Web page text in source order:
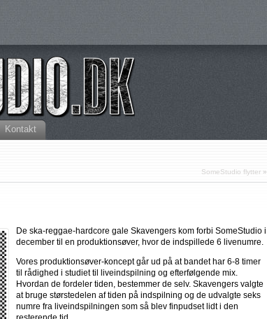
Kontakt
SomeStudio flytter»
De ska-reggae-hardcore gale Skavengers kom forbi SomeStudio i
december til en produktionsøver, hvor de indspillede 6 livenumre.
Vores produktionsøver-koncept går ud på at bandet har 6-8 timer
til rådighed i studiet til liveindspilning og efterfølgende mix.
Hvordan de fordeler tiden, bestemmer de selv. Skavengers valgte
at bruge størstedelen af tiden på indspilning og de udvalgte seks
numre fra liveindspilningen som så blev finpudset lidt i den